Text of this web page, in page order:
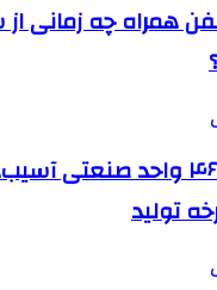
همراه چه زمانی
بازگشت ۴۶ واحد صنعتی
تولید